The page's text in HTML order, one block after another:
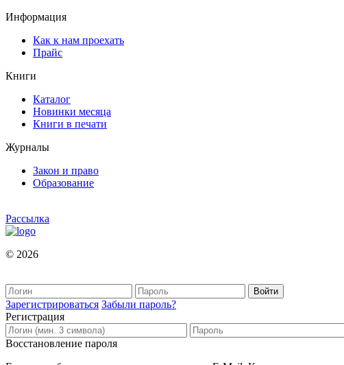
Информация
Как к нам проехать
Прайс
Книги
Каталог
Новинки месяца
Книги в печати
Журналы
Закон и право
Образование
Рассылка
© 2026
Зарегистрироваться Забыли пароль?
Регистрация
Восстановление пароля